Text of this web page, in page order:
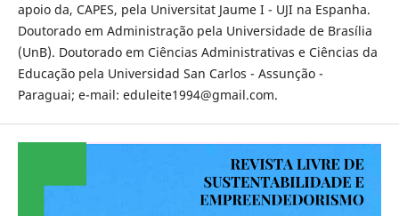
apoio da, CAPES, pela Universitat Jaume I - UJI na Espanha.
Doutorado em Administração pela Universidade de Brasília
(UnB). Doutorado em Ciências Administrativas e Ciências da
Educação pela Universidad San Carlos - Assunção -
Paraguai; e-mail: eduleite1994@gmail.com.